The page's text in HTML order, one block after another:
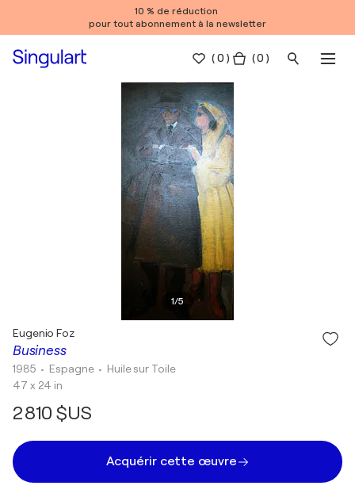
10 % de réduction
pour tout abonnement à la newsletter
(0 ) ( 0 )
1/5
Business
Eugenio Foz
1985 • Espagne • Huile sur Toile
47 x 24 in
2 810 $US
Acquérir cette œuvre